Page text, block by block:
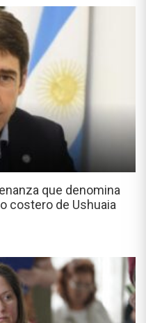
que denomina
costero de Ushuaia